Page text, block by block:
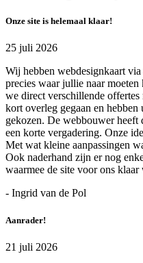
Onze site is helemaal klaar!
25 juli 2026
Wij hebben webdesignkaart
precies waar jullie naar
we direct verschillende
kort overleg gegaan en
gekozen. De webbouwer heeft
een korte vergadering. Onze
Met wat kleine aanpassingen
Ook naderhand zijn er nog
waarmee de site voor ons klaar
- Ingrid van de Pol
Aanrader!
21 juli 2026